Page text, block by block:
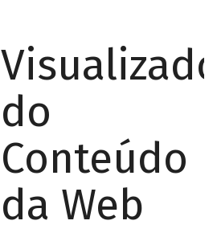
Visualizador
do
Conteúdo
da Web